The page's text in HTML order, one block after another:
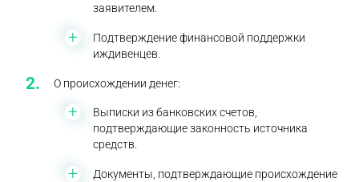
заявителем.
Подтверждение финансовой поддержки
иждивенцев.
О происхождении денег:
Выписки из банковских счетов,
подтверждающие законность источника
средств.
Документы, подтверждающие происхождение